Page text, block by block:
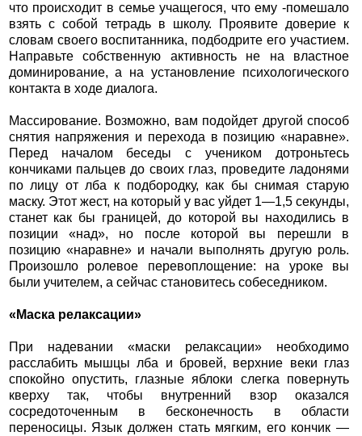
что происходит в семье учащегося, что ему -помешало
взять с собой тетрадь в школу. Проявите доверие к
словам своего воспитанника, подбодрите его участием.
Направьте собственную активность не на властное
доминирование, а на установление психологического
контакта в ходе диалога.
Массирование. Возможно, вам подойдет другой способ
снятия напряжения и перехода в позицию «наравне».
Перед началом беседы с учеником дотроньтесь
кончиками пальцев до своих глаз, проведите ладонями
по лицу от лба к подбородку, как бы снимая старую
маску. Этот жест, на который у вас уйдет 1—1,5 секунды,
станет как бы границей, до которой вы находились в
позиции «над», но после которой вы перешли в
позицию «наравне» и начали выполнять другую роль.
Произошло ролевое перевоплощение: на уроке вы
были учителем, а сейчас становитесь собеседником.
«Маска релаксации»
При надевании «маски релаксации» необходимо
расслабить мышцы лба и бровей, верхние веки глаз
спокойно опустить, глазные яблоки слегка повернуть
кверху так, чтобы внутренний взор оказался
сосредоточенным в бесконечность в области
переносицы. Язык должен стать мягким, его кончик —